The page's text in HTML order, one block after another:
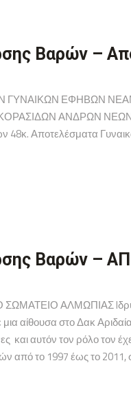
Βαρών –
ΕΦΗΒΩΝ
ΑΝΔΡΩΝ
48κ. Αποτελέσματα
Βαρών –
ΑΛΜΩΠΙΑΣ
αίθουσα στο Δακ
και αυτόν τον ρόλο τον
από το 1997 έως το 2011,